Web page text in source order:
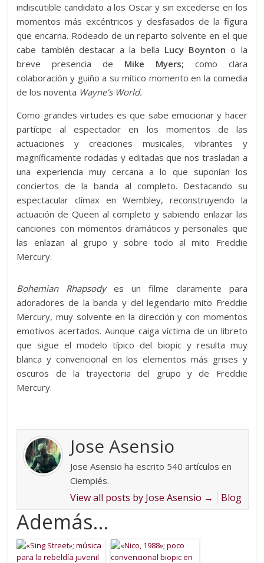
indiscutible candidato a los Oscar y sin excederse en los
momentos más excéntricos y desfasados de la figura
que encarna. Rodeado de un reparto solvente en el que
cabe también destacar a la bella Lucy Boynton o la
breve presencia de Mike Myers; como clara
colaboración y guiño a su mítico momento en la comedia
de los noventa Wayne’s World.
Como grandes virtudes es que sabe emocionar y hacer
partícipe al espectador en los momentos de las
actuaciones y creaciones musicales, vibrantes y
magníficamente rodadas y editadas que nos trasladan a
una experiencia muy cercana a lo que suponían los
conciertos de la banda al completo. Destacando su
espectacular clímax en Wembley, reconstruyendo la
actuación de Queen al completo y sabiendo enlazar las
canciones con momentos dramáticos y personales que
las enlazan al grupo y sobre todo al mito Freddie
Mercury.
Bohemian Rhapsodyes un filme claramente para
adoradores de la banda y del legendario mito Freddie
Mercury, muy solvente en la dirección y con momentos
emotivos acertados. Aunque caiga víctima de un libreto
que sigue el modelo típico del biopic y resulta muy
blanca y convencional en los elementos más grises y
oscuros de la trayectoria del grupo y de Freddie
Mercury.
Jose Asensio
Jose Asensio ha escrito 540 artículos en
Ciempiés.
View all posts by Jose Asensio → Blog
Además...